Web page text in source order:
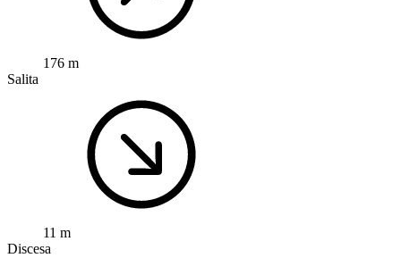
176 m
Salita
11 m
Discesa